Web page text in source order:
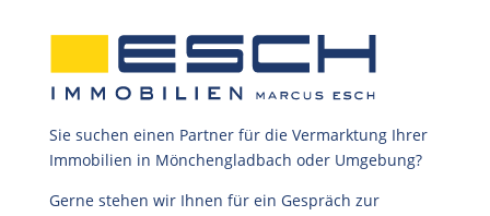
Sie suchen einen Partner für die Vermarktung Ihrer
Immobilien in Mönchengladbach oder Umgebung?
Gerne stehen wir Ihnen für ein Gespräch zur